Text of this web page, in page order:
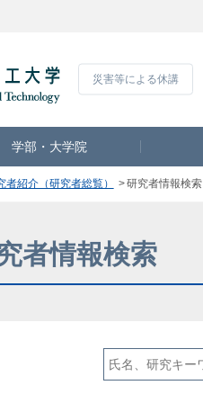
災害等による休講
学部・大学院
者紹介（研究者総覧） 研究者情報検索
者情報検索